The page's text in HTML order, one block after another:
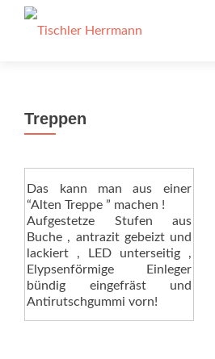
Treppen
Das kann man aus einer
“Alten Treppe ” machen !
Aufgestetze Stufen aus
Buche , antrazit gebeizt und
lackiert , LED unterseitig ,
Elypsenförmige Einleger
bündig eingefräst und
Antirutschgummi vorn!